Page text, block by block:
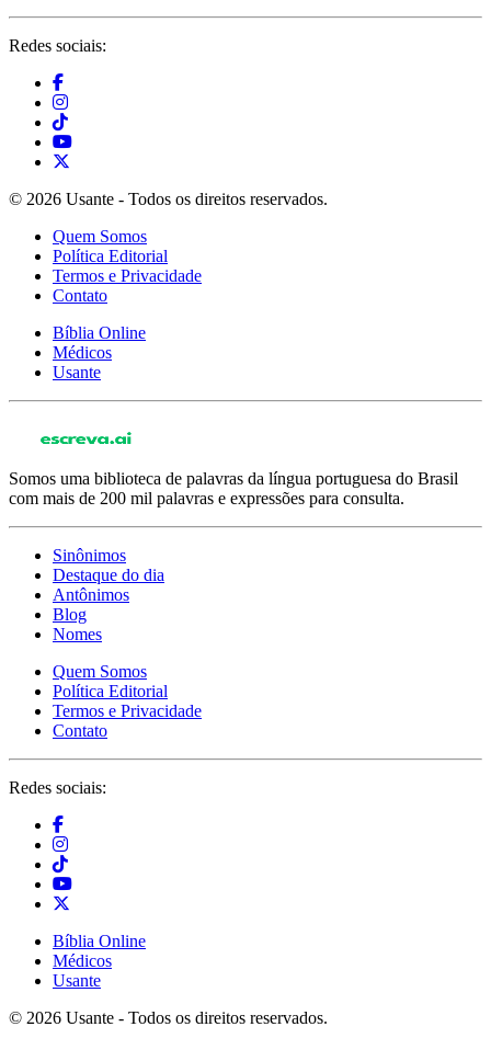
Redes sociais:
© 2026 Usante - Todos os direitos reservados.
Quem Somos
Política Editorial
Termos e Privacidade
Contato
Bíblia Online
Médicos
Usante
Somos uma biblioteca de palavras da língua portuguesa do Brasil
com mais de 200 mil palavras e expressões para consulta.
Sinônimos
Destaque do dia
Antônimos
Blog
Nomes
Quem Somos
Política Editorial
Termos e Privacidade
Contato
Redes sociais:
Bíblia Online
Médicos
Usante
© 2026 Usante - Todos os direitos reservados.